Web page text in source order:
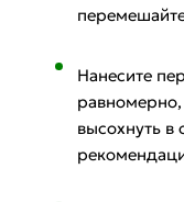
Нанесите
равномерно,
высохнуть в